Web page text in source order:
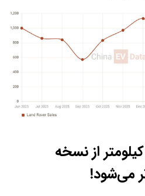
از نسخه
می‌شود!